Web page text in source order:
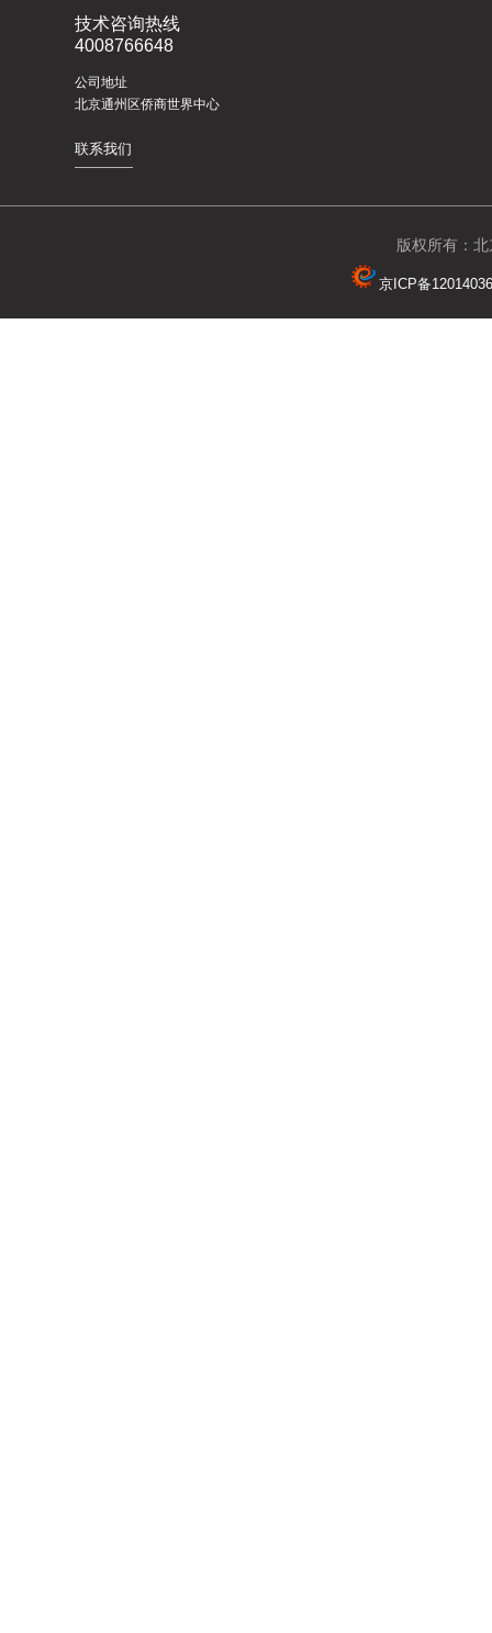
技术咨询热线
4008766648
公司地址
北京通州区侨商世界中心
联系我们
版权所有：
京ICP备